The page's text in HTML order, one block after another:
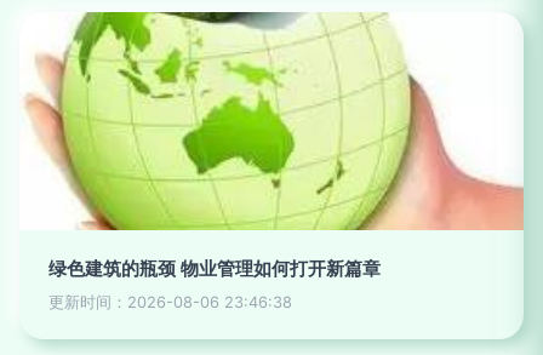
绿色建筑的瓶颈 物业管理如何打开新篇章
更新时间：2026-08-06 23:46:38